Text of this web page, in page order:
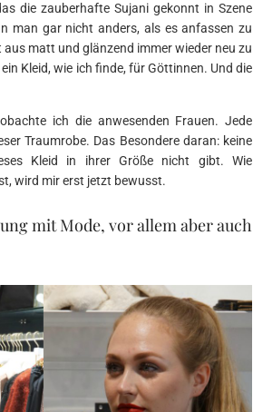
die zauberhafte Sujani gekonnt in Szene
man gar nicht anders, als es anfassen zu
matt und glänzend immer wieder neu zu
Kleid, wie ich finde, für Göttinnen. Und die
ich die anwesenden Frauen. Jede
Traumrobe. Das Besondere daran: keine
Kleid in ihrer Größe nicht gibt. Wie
wird mir erst jetzt bewusst.
mit Mode, vor allem aber auch